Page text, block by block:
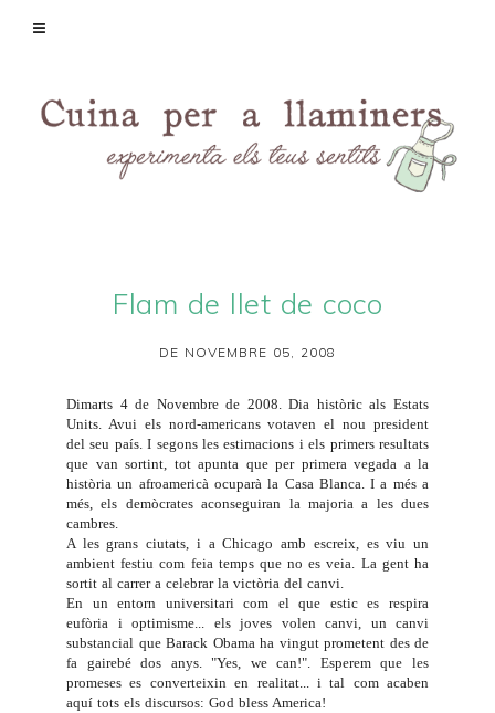
Flam de llet de coco
DE NOVEMBRE 05, 2008
Dimarts 4 de Novembre de 2008. Dia històric als Estats
Units. Avui els nord-americans votaven el nou president
del seu país. I segons les estimacions i els primers resultats
que van sortint, tot apunta que per primera vegada a la
història un afroamericà ocuparà la Casa Blanca. I a més a
més, els demòcrates aconseguiran la majoria a les dues
cambres.
A les grans ciutats, i a Chicago amb escreix, es viu un
ambient festiu com feia temps que no es veia. La gent ha
sortit al carrer a celebrar la victòria del canvi.
En un entorn universitari com el que estic es respira
eufòria i optimisme... els joves volen canvi, un canvi
substancial que Barack Obama ha vingut prometent des de
fa gairebé dos anys."Yes, we can!". Esperem que les
promeses es converteixin en realitat... i tal com acaben
aquí tots els discursos: God bless America!